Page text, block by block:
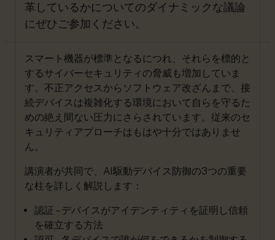
革しているかについてのダイナミックな議論
にぜひご参加ください。
スマート機器が標準となるにつれ、それらを標的と
するサイバーセキュリティの脅威も増加していま
す。不正アクセスからソフトウェア改ざんまで、接
続デバイスは複雑化する環境において自らを守るた
めの絶え間ない圧力にさらされています。従来のセ
キュリティアプローチはもはや十分ではありませ
ん。
講演者が共同で、AI駆動デバイス防御の3つの重要
な柱を詳しく解説します：
認証 – デバイスがアイデンティティを証明し信頼
を確立する方法